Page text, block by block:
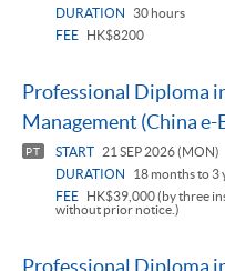
DURATION
30 hours
FEE
HK$8200
Professional Diploma
Management (China e-
PT START
21 SEP 2026 (MON)
DURATION
18 months to 3
FEE
HK$39,000 (by three
without prior notice.)